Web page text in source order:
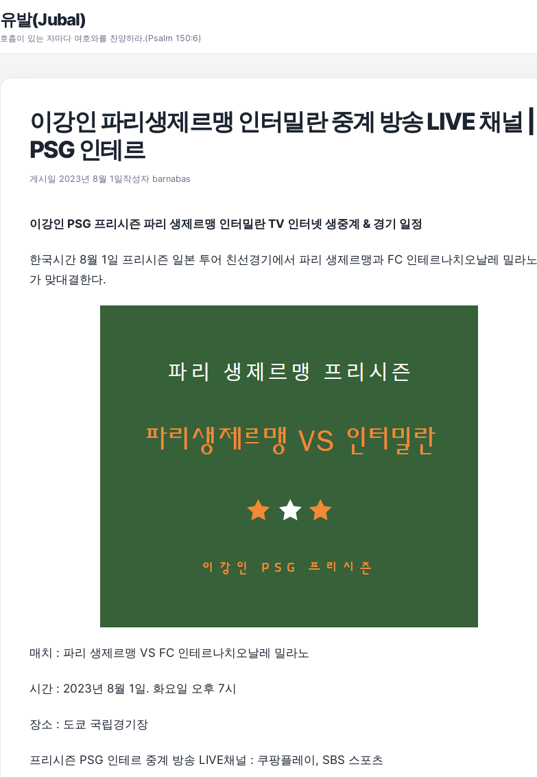
본문으로 건너뛰기
유발(Jubal)
호흡이 있는 자마다 여호와를 찬양하라.(Psalm 150:6)
이강인 파리생제르맹 인터밀란 중계 방송 LIVE 채널 |
PSG 인테르
게시일 2023년 8월 1일 2026년 8월 1일
작성자 barnabas
이강인 PSG 프리시즌 파리 생제르맹 인터밀란 TV 인터넷 생중계 & 경기 일정
한국시간 8월 1일 프리시즌 일본 투어 친선경기에서 파리 생제르맹과 FC 인테르나치오날레 밀라노
가 맞대결한다.
매치 : 파리 생제르맹 VS FC 인테르나치오날레 밀라노
시간 : 2023년 8월 1일. 화요일 오후 7시
장소 : 도쿄 국립경기장
프리시즌 PSG 인테르 중계 방송 LIVE채널 : 쿠팡플레이, SBS 스포츠